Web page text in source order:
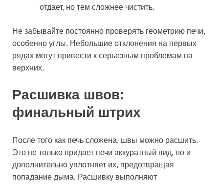
отдает, но тем сложнее чистить.
Не забывайте постоянно проверять геометрию печи,
особенно углы. Небольшие отклонения на первых
рядах могут привести к серьезным проблемам на
верхних.
Расшивка швов:
финальный штрих
После того как печь сложена, швы можно расшить.
Это не только придает печи аккуратный вид, но и
дополнительно уплотняет их, предотвращая
попадание дыма. Расшивку выполняют